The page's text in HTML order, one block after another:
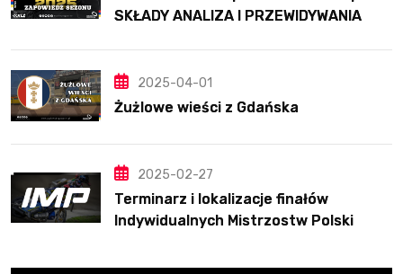
SKŁADY ANALIZA I PRZEWIDYWANIA
2025-04-01
Żużlowe wieści z Gdańska
2025-02-27
Terminarz i lokalizacje finałów
Indywidualnych Mistrzostw Polski